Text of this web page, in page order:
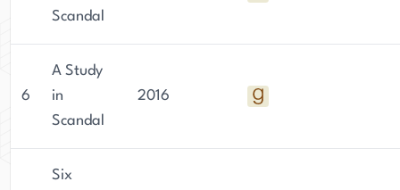
Scandal
6
A Study
in
Scandal
2016
Six